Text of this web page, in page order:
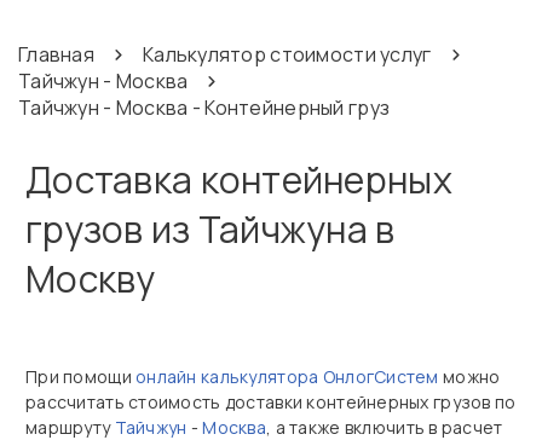
Главная
Калькулятор стоимости услуг
Тайчжун - Москва
Тайчжун - Москва - Контейнерный груз
Доставка контейнерных
грузов из Тайчжуна в
Москву
При помощи онлайн калькулятора ОнлогСистем можно
рассчитать стоимость доставки контейнерных грузов по
маршруту Тайчжун -Москва, а также включить в расчет